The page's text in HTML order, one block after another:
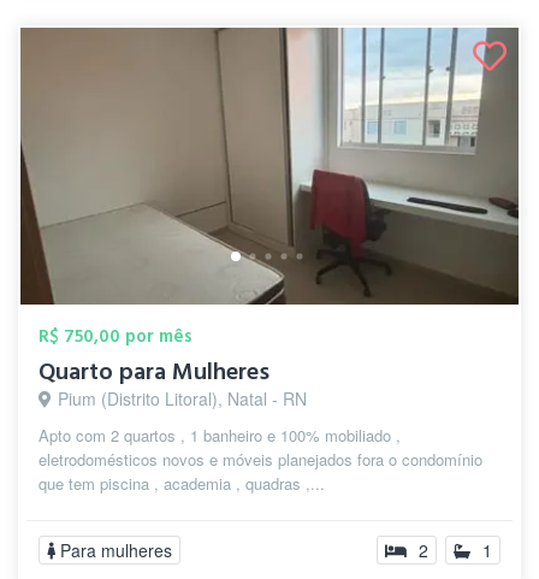
R$ 750,00 por mês
Quarto para Mulheres
Pium (Distrito Litoral), Natal - RN
Apto com 2 quartos , 1 banheiro e 100% mobiliado ,
eletrodomésticos novos e móveis planejados fora o condomínio
que tem piscina , academia , quadras ,...
Para mulheres 2 1